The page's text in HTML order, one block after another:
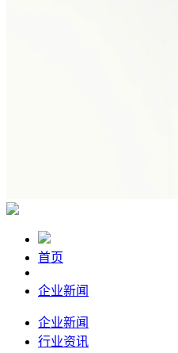
首页
企业新闻
企业新闻
行业资讯